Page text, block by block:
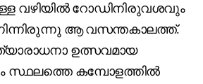
വഴിയിൽ റോഡിനിരുവശവും
ആ വസന്തകാലത്ത്.
ഉത്സവമായ
കമ്പോളത്തിൽ